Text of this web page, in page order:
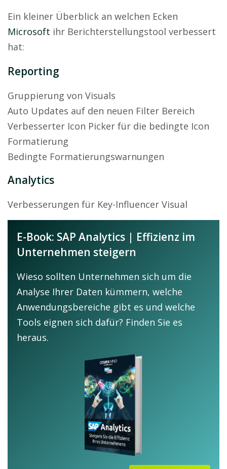
Ein kleiner Überblick an welchen Ecken
Microsoft ihr Berichterstellungstool verbessert
hat:
Reporting
Gruppierung von Visuals
Auto Updates auf den neuen Filter Bereich
Verbesserter Icon Picker für die bedingte Icon
Formatierung
Bedingte Formatierungswarnungen
Analytics
Verbesserungen für Key-Influencer Visual
E-Book: SAP Analytics | Effizienz im
Unternehmen steigern
Wieso sollten Unternehmen sich um die
Analyse Ihrer Daten kümmern, welche
Anwendungsbereiche gibt es und welche
Tools eignen sich dafür? Finden Sie es
heraus.